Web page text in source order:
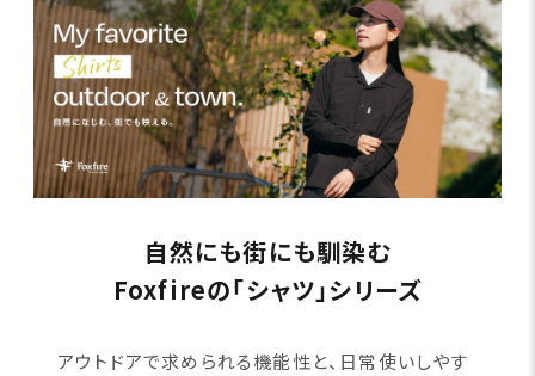
自然にも街にも馴染む
Foxfireの「シャツ」シリーズ
アウトドアで求められる機能性と、日常使いしやす